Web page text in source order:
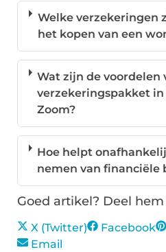
Welke verzekeringen
het kopen van een
Wat zijn de voordelen
verzekeringspakket in
Zoom?
Hoe helpt
nemen van financiële
Goed artikel? Deel
X (Twitter) Facebook
Email